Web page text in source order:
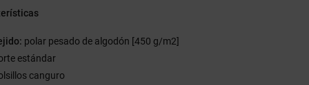
polar pesado de algodón [450 g/m2]
estándar
canguro